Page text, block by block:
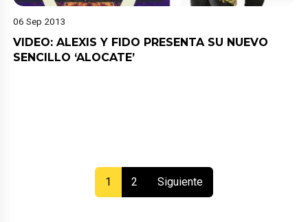
06 Sep 2013
VIDEO: ALEXIS Y FIDO PRESENTA SU NUEVO
SENCILLO ‘ALOCATE’
1 (current)
2 Siguiente